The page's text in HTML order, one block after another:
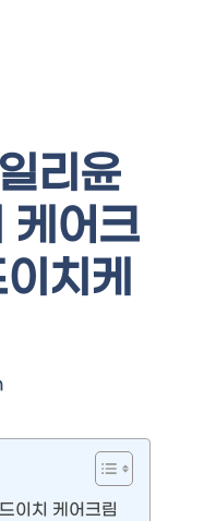
리윤
어크
치케
이치 케어크림